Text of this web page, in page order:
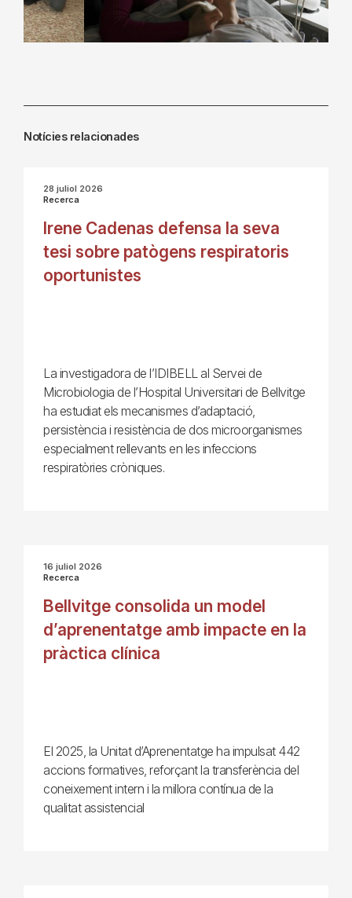
Notícies relacionades
28 juliol 2026
Recerca
Irene Cadenas defensa la seva
tesi sobre patògens respiratoris
oportunistes
La investigadora de l’IDIBELL al Servei de
Microbiologia de l’Hospital Universitari de Bellvitge
ha estudiat els mecanismes d’adaptació,
persistència i resistència de dos microorganismes
especialment rellevants en les infeccions
respiratòries cròniques.
16 juliol 2026
Recerca
Bellvitge consolida un model
d’aprenentatge amb impacte en la
pràctica clínica
El 2025, la Unitat d’Aprenentatge ha impulsat 442
accions formatives, reforçant la transferència del
coneixement intern i la millora contínua de la
qualitat assistencial